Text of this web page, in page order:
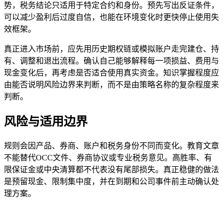
势，税务结论只适用于特定合约和身份。预先写出反证条件，
可以减少盈利后过度自信，也能在环境变化时更快停止使用失
效框架。
真正进入市场前，应先用历史期权链或模拟账户走完建仓、持
有、调整和退出流程。确认自己能够解释每一项损益、费用与
现金变化后，再考虑是否适合使用真实资金。知识掌握程度应
由能否说明风险边界来判断，而不是由策略名称的复杂程度来
判断。
风险与适用边界
规则会因产品、券商、账户和税务身份不同而变化。教育文章
不能替代OCC文件、券商协议或专业税务意见。高胜率、有
限保证金或中央清算都不代表没有尾部损失。真正稳健的做法
是预留现金、限制集中度，并在到期和公司事件前主动确认处
理方案。